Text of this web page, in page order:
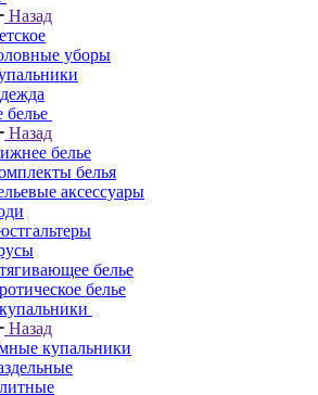
Назад
уборы
Назад
белье
белья
аксессуары
белье
белье
Назад
купальники